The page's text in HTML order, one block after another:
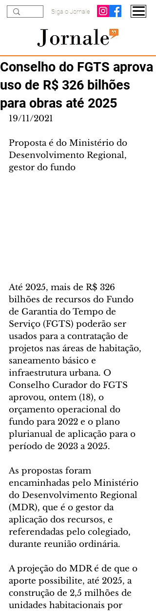
Siga o Jornale
Conselho do FGTS aprova
uso de R$ 326 bilhões
para obras até 2025
19/11/2021
Proposta é do Ministério do
Desenvolvimento Regional,
gestor do fundo
Até 2025, mais de R$ 326
bilhões de recursos do Fundo
de Garantia do Tempo de
Serviço (FGTS) poderão ser
usados para a contratação de
projetos nas áreas de habitação,
saneamento básico e
infraestrutura urbana. O
Conselho Curador do FGTS
aprovou, ontem (18), o
orçamento operacional do
fundo para 2022 e o plano
plurianual de aplicação para o
período de 2023 a 2025.
As propostas foram
encaminhadas pelo Ministério
do Desenvolvimento Regional
(MDR), que é o gestor da
aplicação dos recursos, e
referendadas pelo colegiado,
durante reunião ordinária.
A projeção do MDR é de que o
aporte possibilite, até 2025, a
construção de 2,5 milhões de
unidades habitacionais por